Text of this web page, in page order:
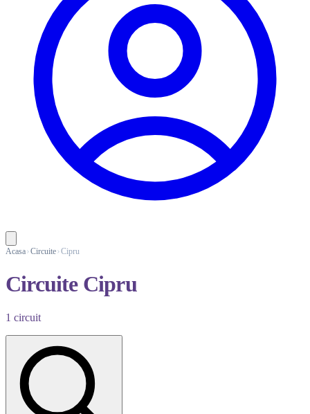
Acasa Circuite Cipru
Circuite Cipru
1 circuit